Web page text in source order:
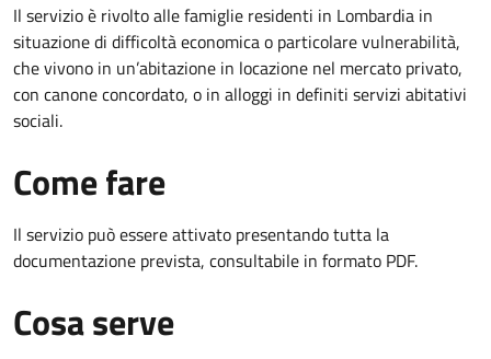
Il servizio è rivolto alle famiglie residenti in Lombardia in
situazione di difficoltà economica o particolare vulnerabilità,
che vivono in un’abitazione in locazione nel mercato privato,
con canone concordato, o in alloggi in definiti servizi abitativi
sociali.
Come fare
Il servizio può essere attivato presentando tutta la
documentazione prevista, consultabile in formato PDF.
Cosa serve